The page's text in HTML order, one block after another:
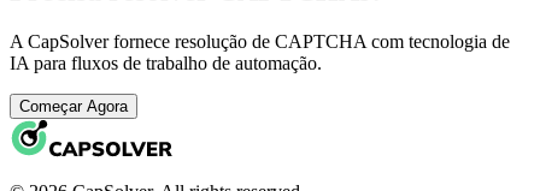
A CapSolver fornece resolução de CAPTCHA com tecnologia de
IA para fluxos de trabalho de automação.
Começar Agora